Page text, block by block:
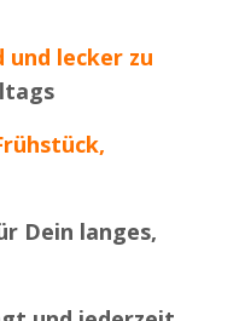
und lecker zu
Dein langes,